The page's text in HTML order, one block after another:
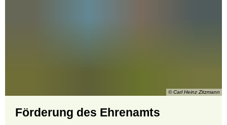
© Carl Heinz Zitzmann
Förderung des Ehrenamts